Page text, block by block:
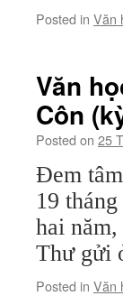
Posted in Văn
Văn
Côn
Posted on 25
Đem
19
hai
Thư gửi
Posted in Văn